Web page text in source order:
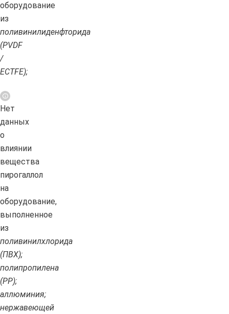
оборудование
из
поливинилиденфторида
(PVDF
/
ECTFE);
Нет
данных
о
влиянии
вещества
пирогаллол
на
оборудование,
выполненное
из
поливинилхлорида
(ПВХ);
полипропилена
(PP);
аллюминия;
нержавеющей